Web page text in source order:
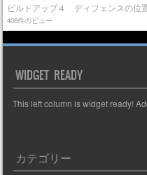
ビルドアップ４ ディフェンスの位
406件のビュー
WIDGET READY
This left column is widget ready!
カテゴリー